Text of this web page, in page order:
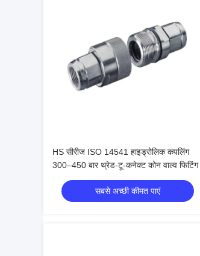
HS सीरीज ISO 14541 हाइड्रोलिक कपलिंग
300–450 बार थ्रेड-टू-कनेक्ट कोन वाल्व फिटिंग
सबसे अच्छी कीमत पाएं